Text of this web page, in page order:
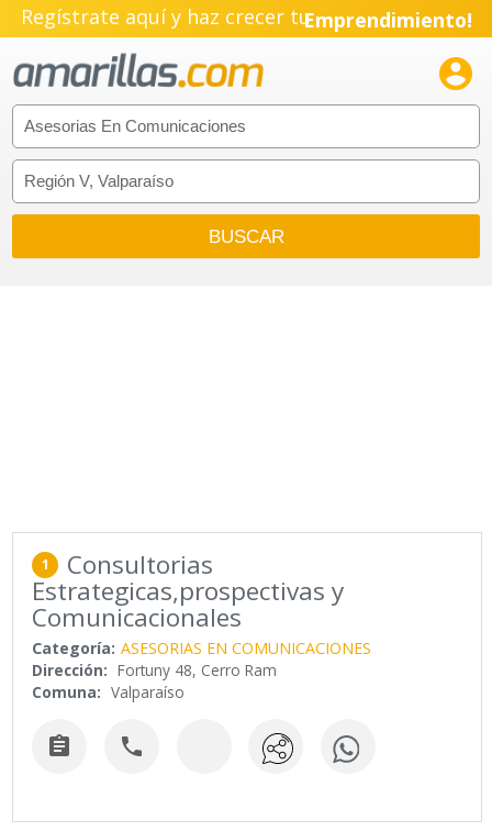
Regístrate aquí y haz crecer tuEmprendimiento!

1 Consultorias
Estrategicas,prospectivas y
Comunicacionales
Categoría: ASESORIAS EN COMUNICACIONES
Dirección: Fortuny 48, Cerro Ram
Comuna: Valparaíso
 